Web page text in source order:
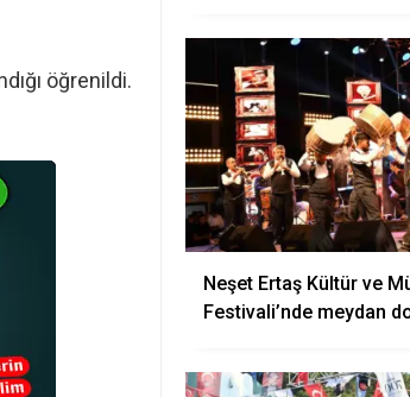
öğrenildi.
Neşet Ertaş Kültür ve
Festivali’nde meydan